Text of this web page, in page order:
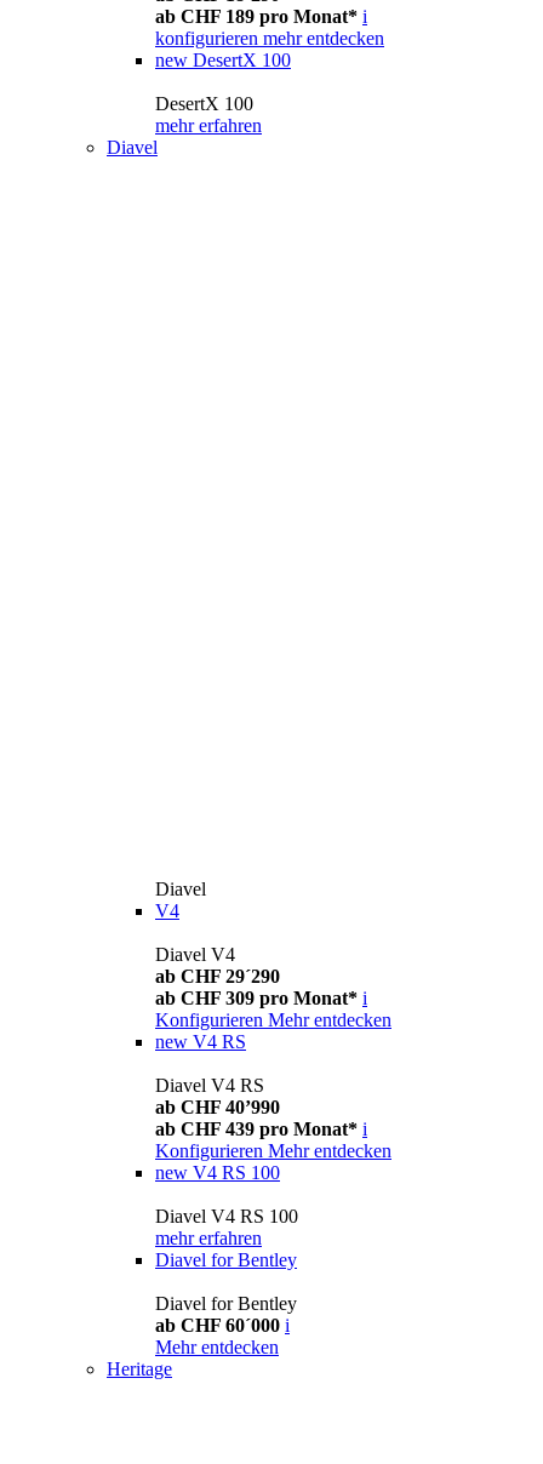
ab CHF 189 pro Monat* i
konfigurieren mehr entdecken
new DesertX 100
DesertX 100
mehr erfahren
Diavel
Diavel
V4
Diavel V4
ab CHF 29´290
ab CHF 309 pro Monat* i
Konfigurieren Mehr entdecken
new V4 RS
Diavel V4 RS
ab CHF 40’990
ab CHF 439 pro Monat* i
Konfigurieren Mehr entdecken
new V4 RS 100
Diavel V4 RS 100
mehr erfahren
Diavel for Bentley
Diavel for Bentley
ab CHF 60´000 i
Mehr entdecken
Heritage